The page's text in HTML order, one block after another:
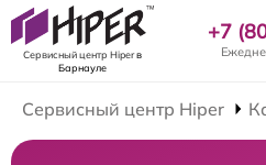
Сервисный центр Hiperв
Барнауле
+7
Сервисный центр Hiper